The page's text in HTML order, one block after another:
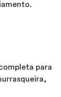
para